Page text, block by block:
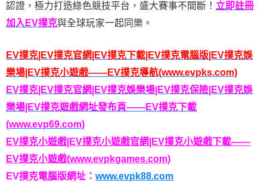
認證，極力打造綠色競技平台，盛大賽事不間斷！ 立即註冊
加入EV撲克與全球玩家一起同樂。
EV撲克|EV撲克官網|EV撲克下載|EV撲克電腦版|EV撲克娛
樂場|EV撲克小遊戲——EV撲克導航(www.evpks.com)
EV撲克|EV撲克官網|EV撲克娛樂場|EV撲克保險|EV撲克娛
樂場|EV撲克遊戲網址發布頁——EV撲克下載
(www.evp69.com)
EV撲克小遊戲|EV撲克小遊戲官網|EV撲克小遊戲下載——
EV撲克小遊戲(www.evpkgames.com)
EV撲克電腦版網址： www.evpk88.com